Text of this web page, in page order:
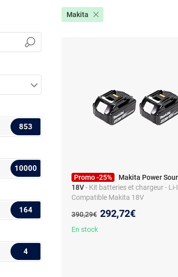
853
10000
164
4
Makita
Promo -25%
Makita Power
18V- Kit batteries et chargeur - Li-
Compatible Makita 18V
Ancien prix :
390,29€ Nouveau prix :
292,72€
En stock